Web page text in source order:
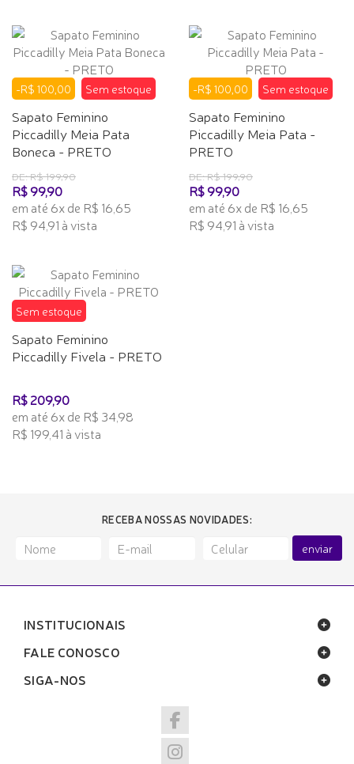
-R$ 100,00 Sem estoque
Sapato Feminino
Piccadilly Meia Pata
Boneca - PRETO
DE: R$ 199,90
R$ 99,90
em até 6x de R$ 16,65
R$ 94,91 à vista
-R$ 100,00 Sem estoque
Sapato Feminino
Piccadilly Meia Pata -
PRETO
DE: R$ 199,90
R$ 99,90
em até 6x de R$ 16,65
R$ 94,91 à vista
Sem estoque
Sapato Feminino
Piccadilly Fivela - PRETO
R$ 209,90
em até 6x de R$ 34,98
R$ 199,41 à vista
RECEBA NOSSAS NOVIDADES:
enviar
INSTITUCIONAIS
FALE CONOSCO
SIGA-NOS